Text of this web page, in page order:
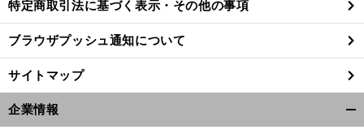
特定商取引法に基づく表示・その他の事項
ブラウザプッシュ通知について
サイトマップ
企業情報